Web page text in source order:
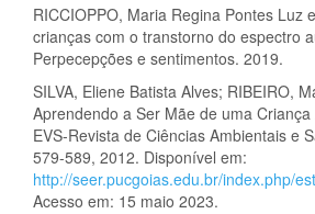
RICCIOPPO, Maria Regina Pontes Luz
crianças com o transtorno do espectro
Perpecepções e sentimentos. 2019.
SILVA, Eliene Batista Alves; RIBEIRO,
Aprendendo a Ser Mãe de uma
EVS-Revista de Ciências Ambientais e
579-589, 2012. Disponível em:
http://seer.pucgoias.edu.br/index.php/
Acesso em: 15 maio 2023.